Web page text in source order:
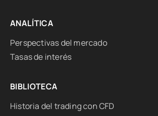
ANALÍTICA
Perspectivas del mercado
Tasas de interés
BIBLIOTECA
Historia del trading con CFD